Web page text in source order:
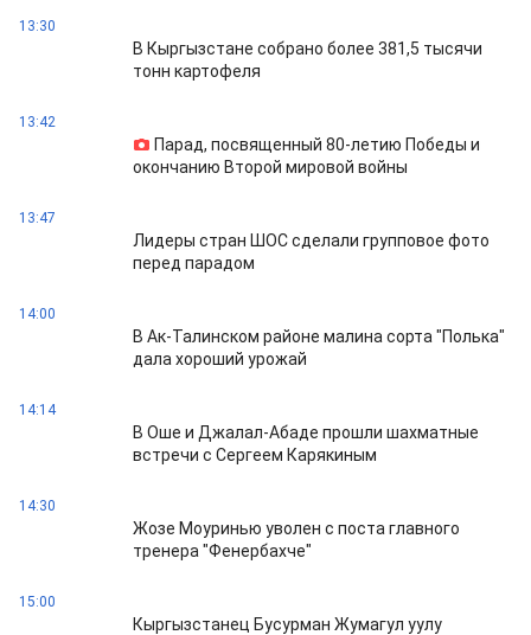
13:30
В Кыргызстане собрано более 381,5 тысячи
тонн картофеля
13:42
Парад, посвященный 80-летию Победы и
окончанию Второй мировой войны
13:47
Лидеры стран ШОС сделали групповое фото
перед парадом
14:00
В Ак-Талинском районе малина сорта "Полька"
дала хороший урожай
14:14
В Оше и Джалал-Абаде прошли шахматные
встречи с Сергеем Карякиным
14:30
Жозе Моуринью уволен с поста главного
тренера "Фенербахче"
15:00
Кыргызстанец Бусурман Жумагул уулу